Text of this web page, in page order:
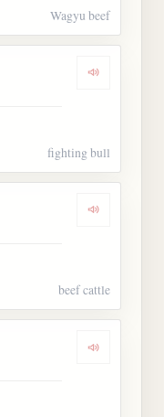
Wagyu beef
Dengarkan
fighting bull
Dengarkan
beef cattle
Dengarkan